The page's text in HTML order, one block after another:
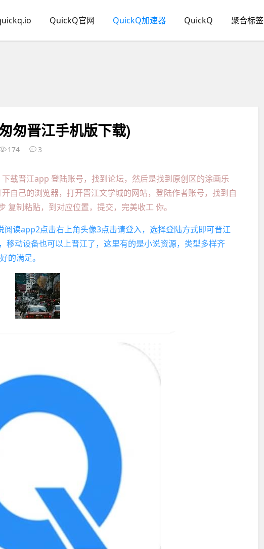
QuickQ官网 QuickQ加速器 QuickQ 聚合标签
匆晋江手机版下载)
174 3
载晋江app 登陆账号，找到论坛，然后是找到原创区的涂画乐
自己的浏览器，打开晋江文学城的网站，登陆作者账号，找到自
复制粘贴，到对应位置，提交，完美收工 你。
读app2点击右上角头像3点击请登入，选择登陆方式即可晋江
动设备也可以上晋江了，这里有的是小说资源，类型多样齐
的满足。